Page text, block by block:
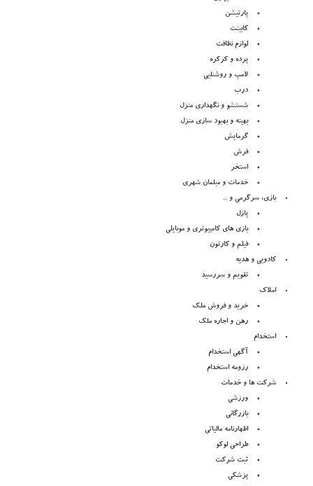
پارتیشن
کابینت
لوازم نظافت
پرده و کرکره
لامپ و روشنلیی
درب
شستشو و نگهداری منزل
بهینه و بهبود سازی منزل
گرمایش
فرش
استخر
خدمات و مبلمان شهری
بازی، سرگرمی و ..
پازل
بازی های کامپیوتری و موبایلی
فیلم و کارتون
کادویی و هدیه
تقویم و سررسید
املاک
خرید و فروش ملک
رهن و اجاره ملک
استخدام
آگهی استخدام
رزومه استخدام
شرکت ها و خدمات
ورزشی
بازرگانی
اظهارنامه مالیاتی
طراحی لوکو
ثبت شرکت
پزشکی